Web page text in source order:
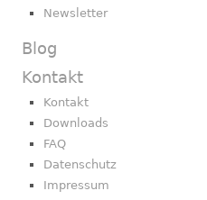
Newsletter
Blog
Kontakt
Kontakt
Downloads
FAQ
Datenschutz
Impressum